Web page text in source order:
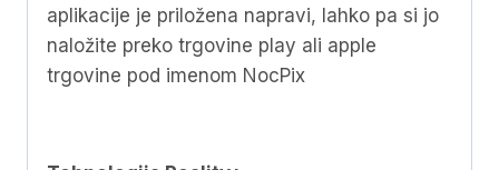
aplikacije je priložena napravi, lahko pa si jo
naložite preko trgovine play ali apple
trgovine pod imenom NocPix